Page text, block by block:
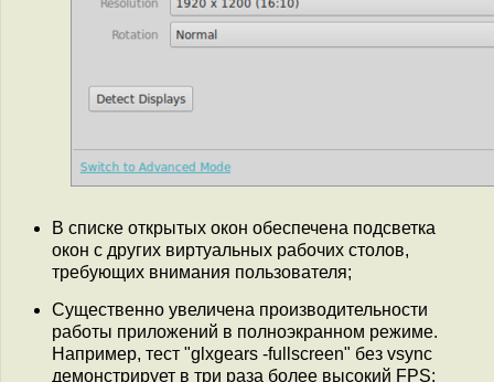
В списке открытых окон обеспечена подсветка
окон с других виртуальных рабочих столов,
требующих внимания пользователя;
Существенно увеличена производительности
работы приложений в полноэкранном режиме.
Например, тест "glxgears -fullscreen" без vsync
демонстрирует в три раза более высокий FPS;